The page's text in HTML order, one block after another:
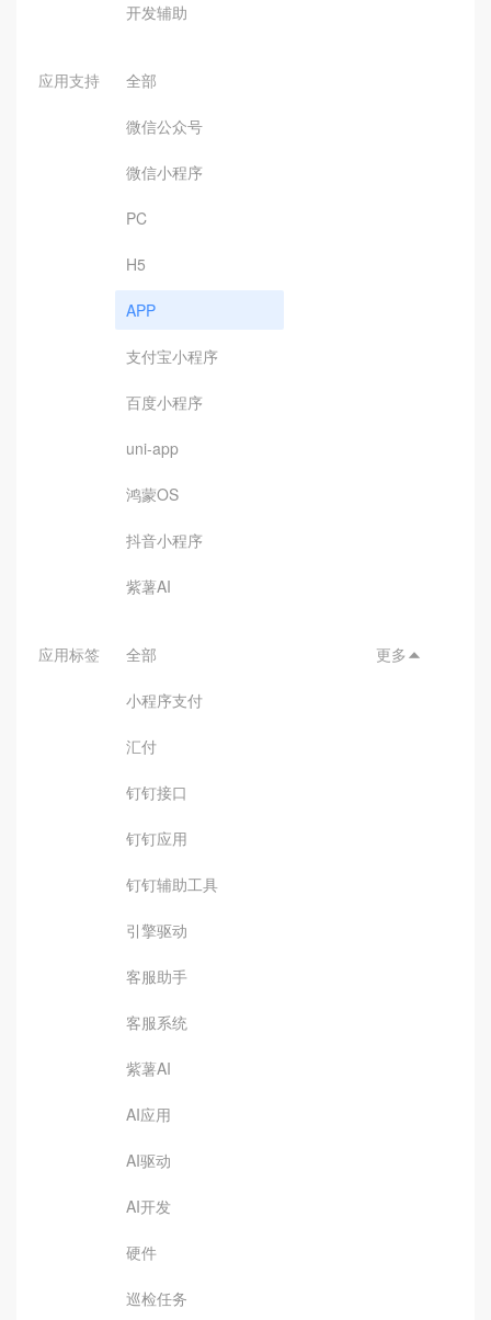
开发辅助
应用支持 全部
微信公众号
微信小程序
PC
H5
APP
支付宝小程序
百度小程序
uni-app
鸿蒙OS
抖音小程序
紫薯AI
应用标签 全部
小程序支付
汇付
钉钉接口
钉钉应用
钉钉辅助工具
引擎驱动
客服助手
客服系统
紫薯AI
AI应用
AI驱动
AI开发
硬件
巡检任务
更多 